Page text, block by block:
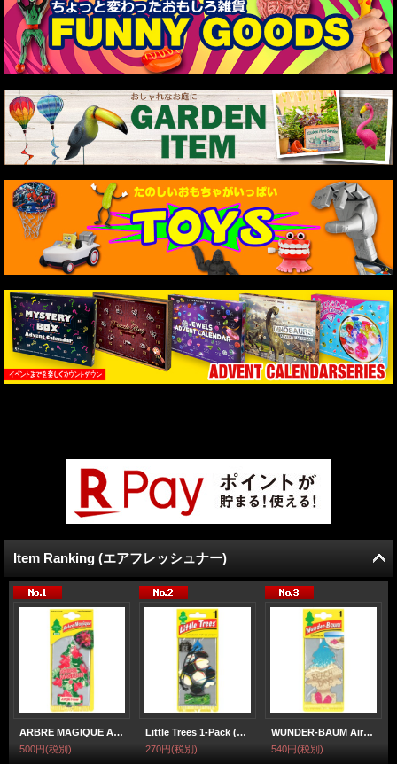
Item Ranking (エアフレッシュナー)
ARBRE MAGIQUE Air Freshener ( Jungle Fever )【メール便OK】
500円(税別)
Little Trees 1-Pack (Soccer)【 2026 限定 】【メール便OK】
270円(税別)
WUNDER-BAUM AirFreshener ( Beach Days ) 【メール便OK】
540円(税別)